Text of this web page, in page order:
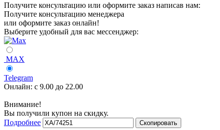
Получите консультацию или оформите заказ написав нам:
Получите консультацию менеджера
или оформите заказ онлайн!
Выберите удобный для вас мессенджер:
MAX
Telegram
Онлайн: с 9.00 до 22.00
Внимание!
Вы получили купон на скидку.
Подробнее
Скопировать